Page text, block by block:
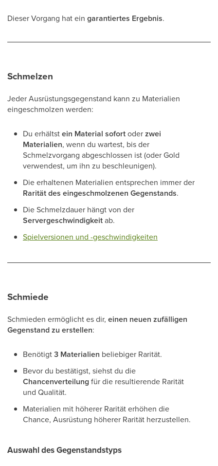
Dieser Vorgang hat ein garantiertes Ergebnis.
Schmelzen
Jeder Ausrüstungsgegenstand kann zu Materialien
eingeschmolzen werden:
Du erhältstein Material sofortoderzwei
Materialien, wenn du wartest, bis der
Schmelzvorgang abgeschlossen ist (oder Gold
verwendest, um ihn zu beschleunigen).
Die erhaltenen Materialien entsprechen immer der
Rarität des eingeschmolzenen Gegenstands.
Die Schmelzdauer hängt von der
Servergeschwindigkeitab.
Spielversionen und -geschwindigkeiten
Schmiede
Schmieden ermöglicht es dir, einen neuen zufälligen
Gegenstand zu erstellen:
Benötigt3 Materialien beliebiger Rarität.
Bevor du bestätigst, siehst du die
Chancenverteilungfür die resultierende Rarität
und Qualität.
Materialien mit höherer Rarität erhöhen die
Chance, Ausrüstung höherer Rarität herzustellen.
Auswahl des Gegenstandstyps